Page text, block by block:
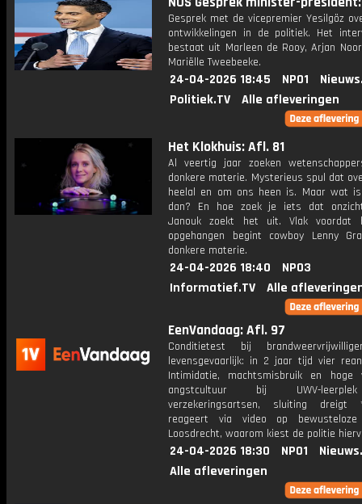
Gesprek met de vicepremier Yesilgöz
ontwikkelingen in de politiek. Het
bestaat uit Marleen de Rooy, Arjan
Mariëlle Tweebeeke.
24-04-2026 18:45 NPO1
Politiek.TV
Alle afleveringen
Het Klokhuis: Afl. 81
Al veertig jaar zoeken
donkere materie. Mysterieus spul dat
heelal en om ons heen is. Maar wat
dan? En hoe zoek je iets dat
Janouk zoekt het uit. Vlak voordat
opgehangen begint cowboy Lenny
donkere materie.
24-04-2026 18:40
NPO3
Informatief.TV
Alle
EenVandaag: Afl. 97
Conditietest bij
levensgevaarlijk: in 2 jaar tijd vier
Intimidatie, machtsmisbruik en hoge
angstcultuur bij UWV-
verzekeringsartsen, sluiting
reageert via video op
Loosdrecht, waarom kiest de politie
24-04-2026 18:30 NPO1
Alle afleveringen